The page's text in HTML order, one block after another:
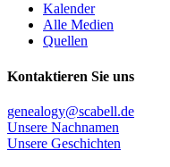
Kalender
Alle Medien
Quellen
Kontaktieren Sie uns
genealogy@scabell.de
Unsere Nachnamen
Unsere Geschichten